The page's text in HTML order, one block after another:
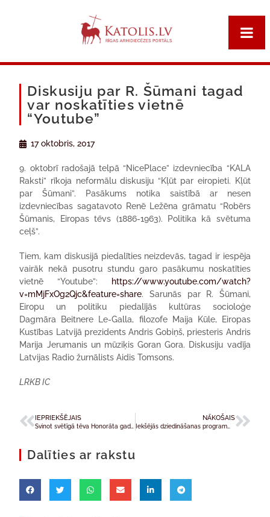
Diskusiju par R. Šūmani tagad
var noskatīties vietnē
“Youtube”
17 oktobris, 2017
9. oktobrī radošajā telpā “NicePlace” izdevniecība “KALA
Raksti” rīkoja neformālu diskusiju “Kļūt par eiropieti. Kļūt
par Šūmani”. Pasākums notika saistībā ar nesen
izdevniecības sagatavoto Renē Ležēna grāmatu “Robērs
Šūmanis, Eiropas tēvs (1886-1963). Politika kā svētuma
ceļš”.
Tiem, kam diskusijā piedalīties neizdevās, tagad ir iespēja
vairāk nekā pusotru stundu garo pasākumu noskatīties
vietnē “Youtube”:
https://www.youtube.com/watch?
v=mMjFxOg2Qjc&feature=share. Sarunās par R. Šūmani,
Eiropu un politiku piedalījās kultūras socioloģe
Dagmāra Beitnere Le-Galla, filozofe Maija Kūle, Eiropas
Kustības Latvijā prezidents Andris Gobiņš, priesteris Andris
Marija Jerumanis un mūziķis Goran Gora. Diskusiju vadīja
Latvijas Radio žurnālists Aidis Tomsons.
LRKB IC
IEPRIEKŠĒJAIS NĀKOŠAIS
Iekšējās dziedināšanas programmā „Dzīvības Straumes”
Dalīties ar rakstu